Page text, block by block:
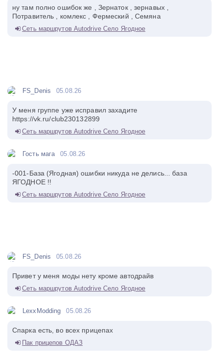
ну там полно ошибок же , Зернаток , зернавых ,
Потравитель , комлекс , Фермеский , Семяна
Сеть маршрутов Autodrive Село Ягодное
FS_Denis 05.08.26
У меня группе уже исправил захадите
https://vk.ru/club230132899
Сеть маршрутов Autodrive Село Ягодное
Гость мага 05.08.26
-001-База (Ягодная) ошибки никуда не делись... база
ЯГОДНОЕ !!
Сеть маршрутов Autodrive Село Ягодное
FS_Denis 05.08.26
Привет у меня моды нету кроме автодрайв
Сеть маршрутов Autodrive Село Ягодное
LexxModding 05.08.26
Спарка есть, во всех прицепах
Пак прицепов ОДАЗ